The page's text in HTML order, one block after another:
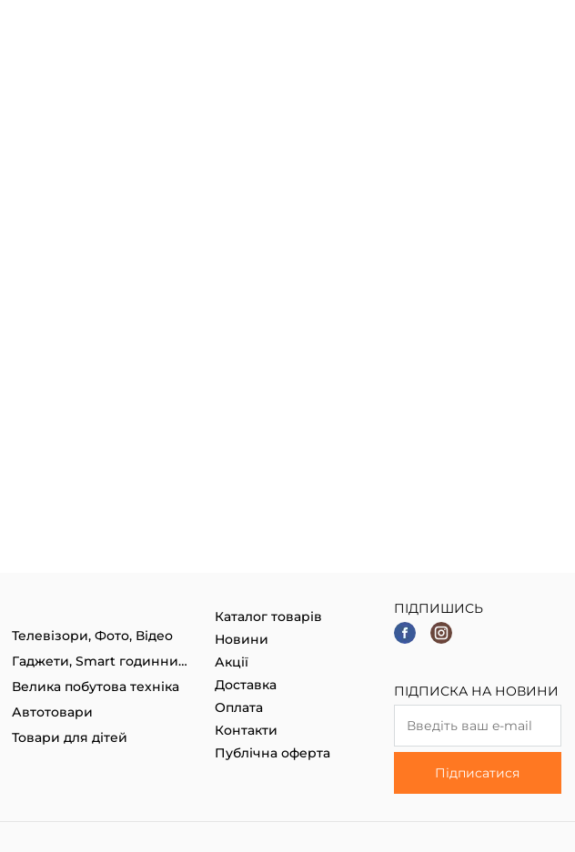
Телевізори, Фото, Відео
Гаджети, Smart годинники
Велика побутова техніка
Автотовари
Товари для дітей
Каталог товарів
Новини
Акції
Доставка
Оплата
Контакти
Публічна оферта
ПІДПИШИСЬ
ПІДПИСКА НА НОВИНИ
Підписатися